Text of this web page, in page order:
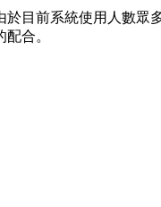
於目前系統使用人數眾
合。